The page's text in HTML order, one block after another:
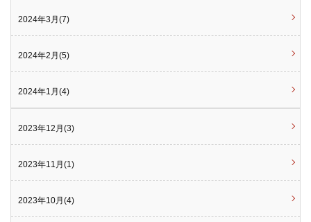
2024年3月(7)
2024年2月(5)
2024年1月(4)
2023年12月(3)
2023年11月(1)
2023年10月(4)